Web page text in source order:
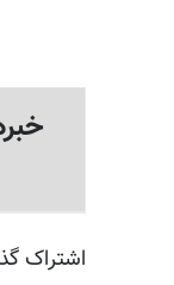
اشتراک